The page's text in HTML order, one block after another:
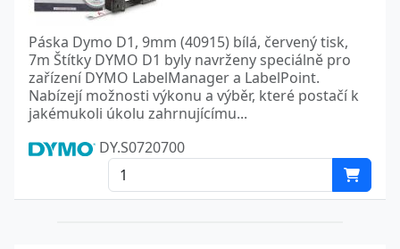
Páska Dymo D1, 9mm (40915) bílá, červený tisk,
7m Štítky DYMO D1 byly navrženy speciálně pro
zařízení DYMO LabelManager a LabelPoint.
Nabízejí možnosti výkonu a výběr, které postačí k
jakémukoli úkolu zahrnujícímu...
DY.S0720700